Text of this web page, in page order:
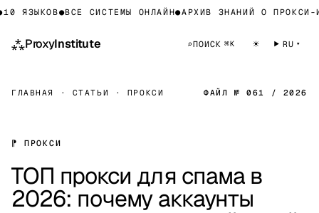
ЯЗЫКОВ●ВСЕ СИСТЕМЫ ОНЛАЙН●АРХИВ ЗНАНИЙ О ПРОКСИ-
⁂ProxyInstitute ⌕ПОИСК ⌘K ☀ RU
ГЛАВНАЯ · СТАТЬИ · ПРОКСИ ФАЙЛ № 061 / 2026
⁋ ПРОКСИ
ТОП прокси для спама в
2026: почему аккаунты